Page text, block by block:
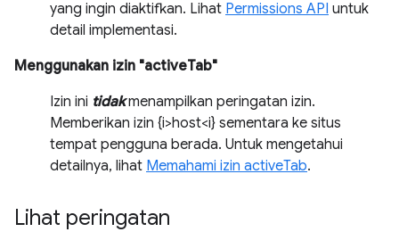
yang ingin diaktifkan. Lihat Permissions API untuk
detail implementasi.
Menggunakan izin "activeTab"
Izin ini tidakmenampilkan peringatan izin.
Memberikan izin {i>host<i} sementara ke situs
tempat pengguna berada. Untuk mengetahui
detailnya, lihat Memahami izin activeTab.
Lihat peringatan